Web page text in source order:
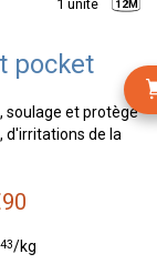
1 unité 12M
pocket
soulage et protège
d'irritations de la
90
43/kg